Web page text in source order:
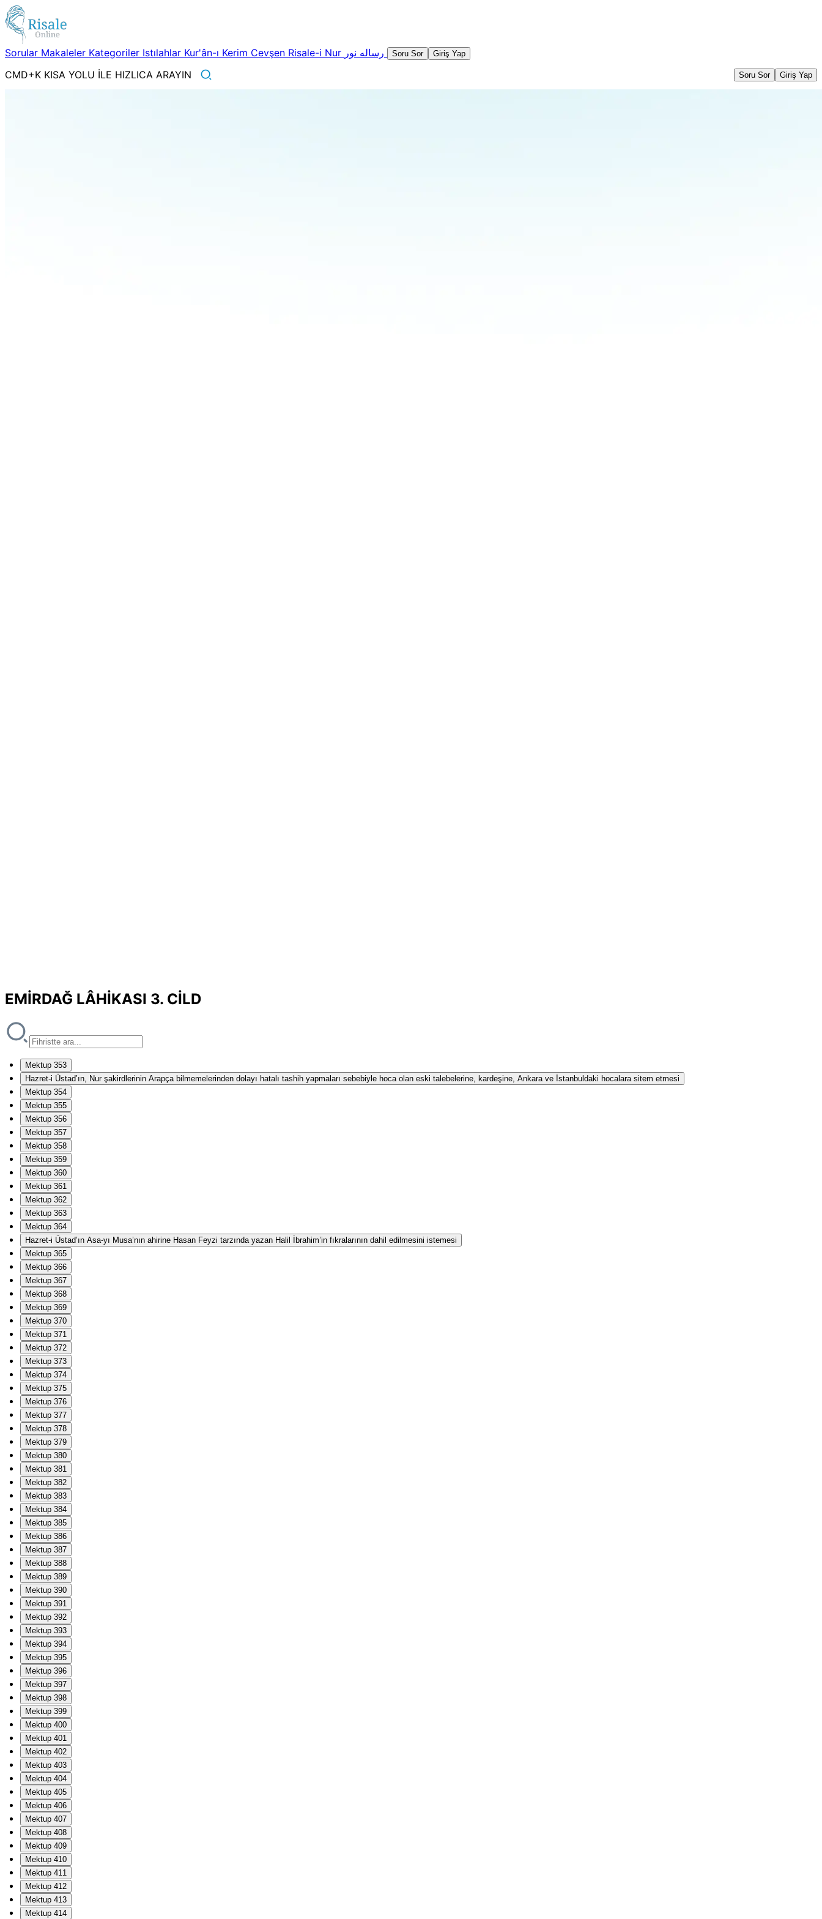
Sorular Makaleler Kategoriler Istılahlar Kur'ân-ı Kerim Cevşen Risale-i Nur Soru Sor Giriş Yap
CMD+K KISA YOLU İLE HIZLICA ARAYIN Soru Sor Giriş Yap
EMİRDAĞ LÂHİKASI 3. CİLD
Mektup 353
Hazret-i Üstad’ın, Nur şakirdlerinin Arapça bilmemelerinden dolayı hatalı tashih yapmaları sebebiyle hoca olan eski talebelerine, kardeşine, Ankara ve İstanbuldaki hocalara sitem etmesi
Mektup 354
Mektup 355
Mektup 356
Mektup 357
Mektup 358
Mektup 359
Mektup 360
Mektup 361
Mektup 362
Mektup 363
Mektup 364
Hazret-i Üstad’ın Asa-yı Musa’nın ahirine Hasan Feyzi tarzında yazan Halil İbrahim’in fıkralarının dahil edilmesini istemesi
Mektup 365
Mektup 366
Mektup 367
Mektup 368
Mektup 369
Mektup 370
Mektup 371
Mektup 372
Mektup 373
Mektup 374
Mektup 375
Mektup 376
Mektup 377
Mektup 378
Mektup 379
Mektup 380
Mektup 381
Mektup 382
Mektup 383
Mektup 384
Mektup 385
Mektup 386
Mektup 387
Mektup 388
Mektup 389
Mektup 390
Mektup 391
Mektup 392
Mektup 393
Mektup 394
Mektup 395
Mektup 396
Mektup 397
Mektup 398
Mektup 399
Mektup 400
Mektup 401
Mektup 402
Mektup 403
Mektup 404
Mektup 405
Mektup 406
Mektup 407
Mektup 408
Mektup 409
Mektup 410
Mektup 411
Mektup 412
Mektup 413
Mektup 414